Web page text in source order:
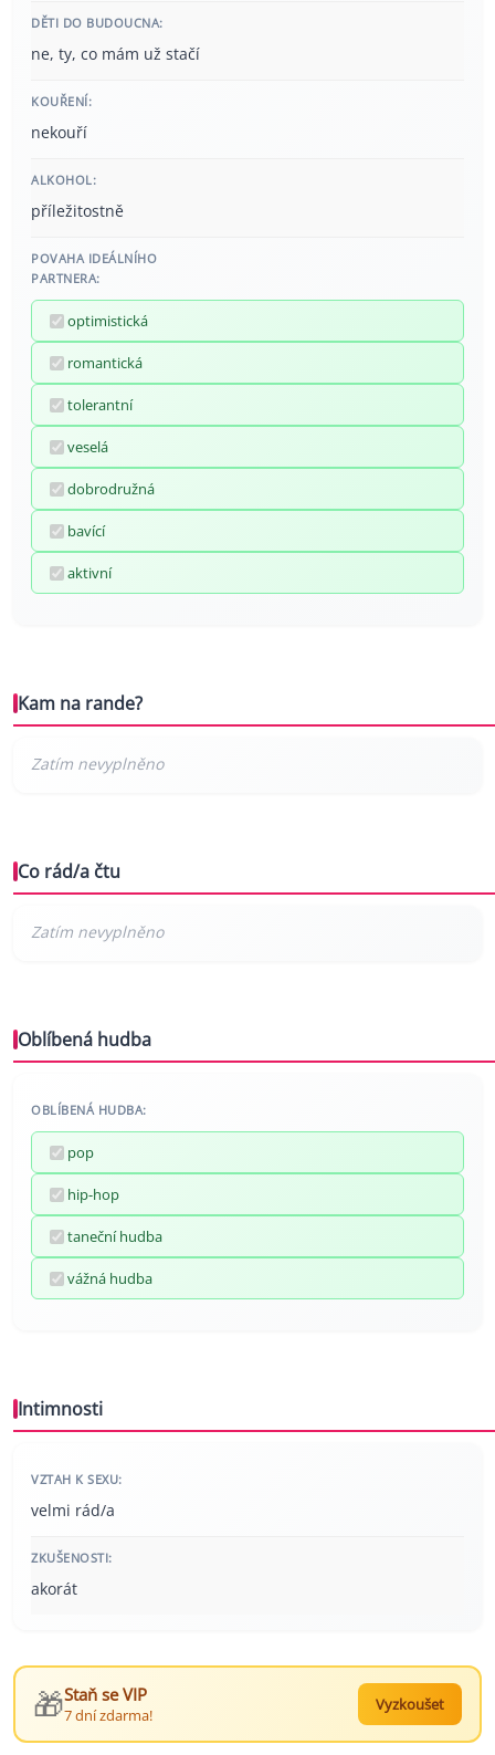
DĚTI DO BUDOUCNA:
ne, ty, co mám už stačí
KOUŘENÍ:
nekouří
ALKOHOL:
příležitostně
POVAHA IDEÁLNÍHO
PARTNERA:
optimistická
romantická
tolerantní
veselá
dobrodružná
bavící
aktivní
Kam na rande?
Co rád/a čtu
Oblíbená hudba
OBLÍBENÁ HUDBA:
pop
hip-hop
taneční hudba
vážná hudba
Intimnosti
VZTAH K SEXU:
velmi rád/a
ZKUŠENOSTI:
akorát
🎁Staň se VIP
7 dní zdarma!
Vyzkoušet